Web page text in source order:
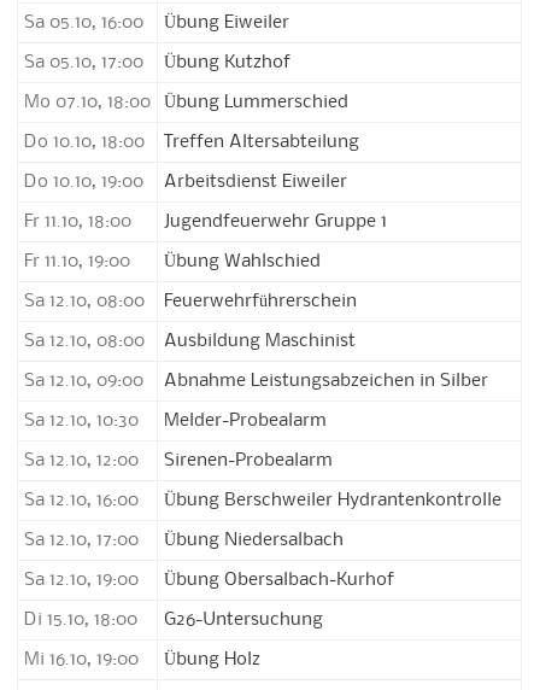
Sa 05.10, 16:00 Übung Eiweiler
Sa 05.10, 17:00 Übung Kutzhof
Mo 07.10, 18:00 Übung Lummerschied
Do 10.10, 18:00 Treffen Altersabteilung
Do 10.10, 19:00 Arbeitsdienst Eiweiler
Fr 11.10, 18:00 Jugendfeuerwehr Gruppe 1
Fr 11.10, 19:00 Übung Wahlschied
Sa 12.10, 08:00 Feuerwehrführerschein
Sa 12.10, 08:00 Ausbildung Maschinist
Sa 12.10, 09:00 Abnahme Leistungsabzeichen in Silber
Sa 12.10, 10:30 Melder-Probealarm
Sa 12.10, 12:00 Sirenen-Probealarm
Sa 12.10, 16:00 Übung Berschweiler Hydrantenkontrolle
Sa 12.10, 17:00 Übung Niedersalbach
Sa 12.10, 19:00 Übung Obersalbach-Kurhof
Di 15.10, 18:00 G26-Untersuchung
Mi 16.10, 19:00 Übung Holz